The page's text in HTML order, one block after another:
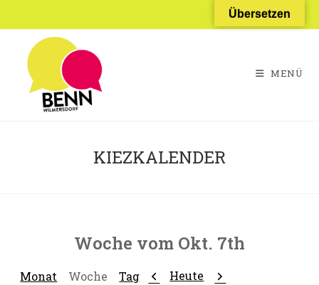
Inhalt
springen
MENÜ
KIEZKALENDER
Woche vom Okt. 7th
Monat Woche Tag Zurück
Heute Weiter
Übersetzen